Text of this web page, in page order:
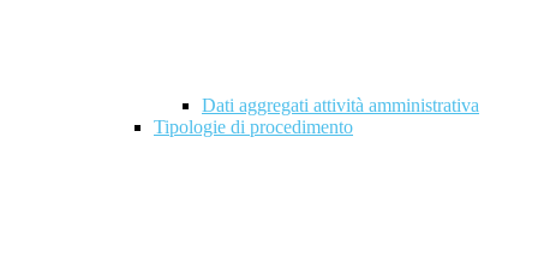
Dati aggregati attività amministrativa
Tipologie di procedimento